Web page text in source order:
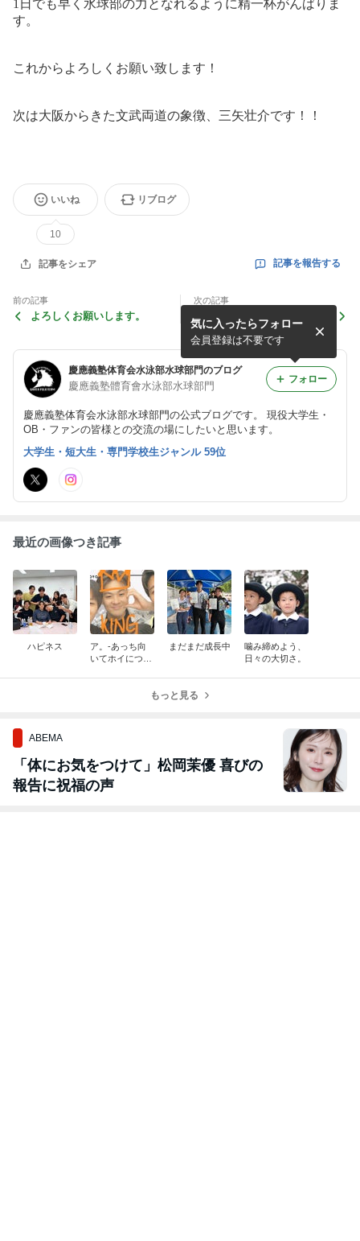
1日でも早く水球部の力となれるように精一杯がんばりま
す。
これからよろしくお願い致します！
次は大阪からきた文武両道の象徴、三矢壮介です！！
いいね
10
リブログ
記事をシェア 記事を報告する
前の記事
よろしくお願いします。
次の記事
日本選手権関東予選第3試合
結果報告
慶應義塾体育会水泳部水球部門のブログ
慶應義塾體育會水泳部水球部門
慶應義塾体育会水泳部水球部門の公式ブログです。 現役大学生・
OB・ファンの皆様との交流の場にしたいと思います。
気に入ったらフォロー
会員登録は不要です
フォロー
大学生・短大生・専門学校生ジャンル 59位
最近の画像つき記事
ハピネス
ア。-あっち向
いてホイについ
まだまだ成長中
噛み締めよう、
日々の大切さ。
もっと見る
ABEMA
「体にお気をつけて」松岡茉優 喜びの
報告に祝福の声